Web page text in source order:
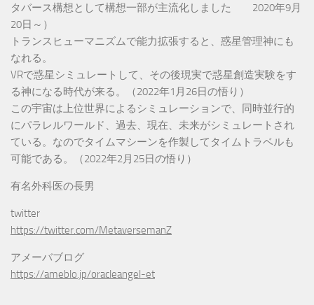
タバース構想として構想一部が主流化しました 2020年9月
20日～）
トランスヒューマニズムで能力拡張すると、惑星管理神にも
なれる。
VRで惑星シミュレートして、その後現実で惑星創造実験をす
る神になる時代が来る。（2022年1月26日の悟り）
この宇宙は上位世界によるシミュレーションで、同時並行的
にパラレルワールド、過去、現在、未来がシミュレートされ
ている。なのでタイムマシーンを作製してタイムトラベルも
可能である。（2022年2月25日の悟り）
有名外科医の長男
twitter
https://twitter.com/MetaversemanZ
アメーバブログ
https://ameblo.jp/oracleangel-et